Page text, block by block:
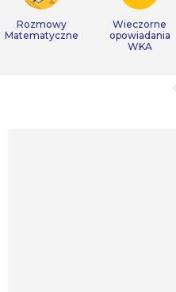
Rozmowy
Matematyczne
Wieczorne
opowiadania
WKA